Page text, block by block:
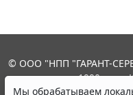
Мы обрабатываем
© ООО "НПП "ГАРАНТ-
выпускается с 1990
являются участниками